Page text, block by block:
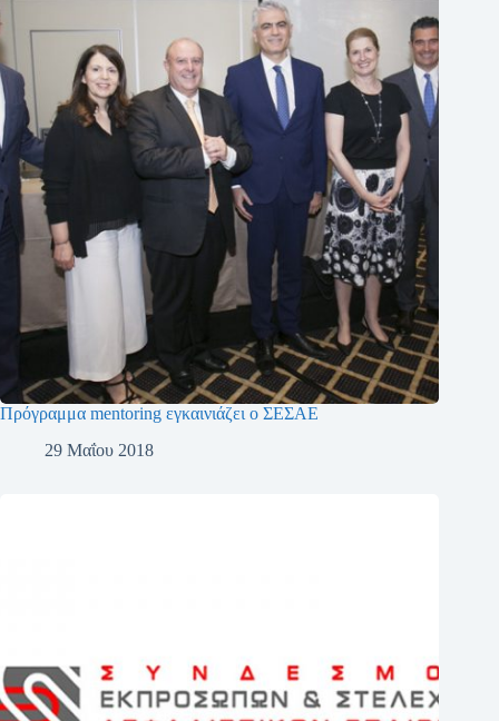
Πρόγραμμα mentoring εγκαινιάζει ο ΣΕΣΑΕ
29 Μαΐου 2018